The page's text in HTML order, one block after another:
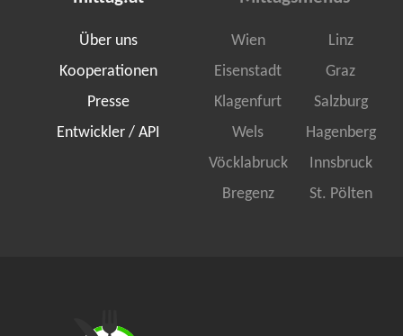
Über uns
Kooperationen
Presse
Entwickler / API
Wien
Linz
Eisenstadt
Graz
Klagenfurt
Salzburg
Wels
Hagenberg
Vöcklabruck
Innsbruck
Bregenz
St. Pölten